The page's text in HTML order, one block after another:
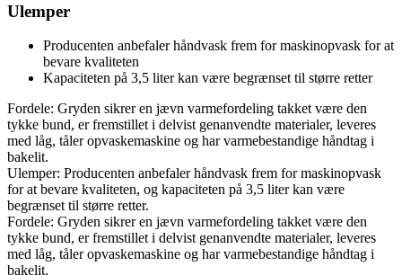
Ulemper
Producenten anbefaler håndvask frem for maskinopvask for at
bevare kvaliteten
Kapaciteten på 3,5 liter kan være begrænset til større retter
Fordele: Gryden sikrer en jævn varmefordeling takket være den
tykke bund, er fremstillet i delvist genanvendte materialer, leveres
med låg, tåler opvaskemaskine og har varmebestandige håndtag i
bakelit.
Ulemper: Producenten anbefaler håndvask frem for maskinopvask
for at bevare kvaliteten, og kapaciteten på 3,5 liter kan være
begrænset til større retter.
Fordele: Gryden sikrer en jævn varmefordeling takket være den
tykke bund, er fremstillet i delvist genanvendte materialer, leveres
med låg, tåler opvaskemaskine og har varmebestandige håndtag i
bakelit.